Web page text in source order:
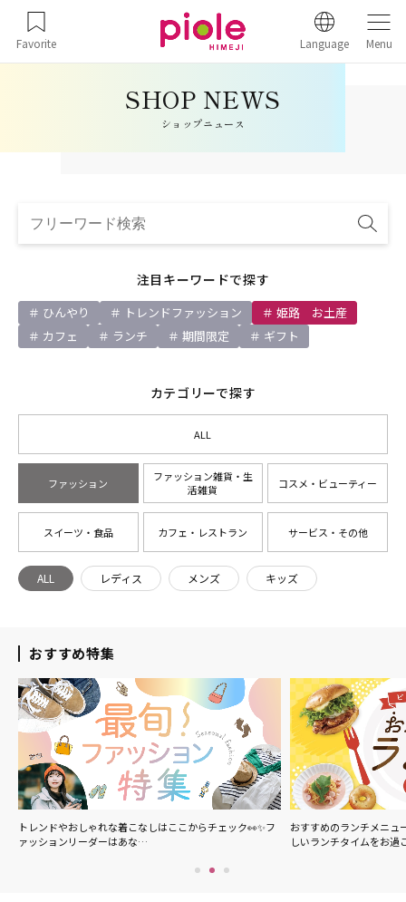
Favorite Language Menu
ショップニュース
注目キーワードで探す
ひんやり トレンドファッション
姫路 お土産
カフェ
ランチ 期間限定 ギフト
カテゴリーで探す
ALL
ファッション
ファッション雑貨・生
活雑貨
コスメ・ビューティー
スイーツ・食品 カフェ・レストラン サービス・その他
ALL レディス メンズ キッズ
おすすめ特集
トレンドやおしゃれな着こなしはここからチェック👀✨フ
ァッションリーダーはあな…
おすすめのランチメニュ
しいランチタイムをお